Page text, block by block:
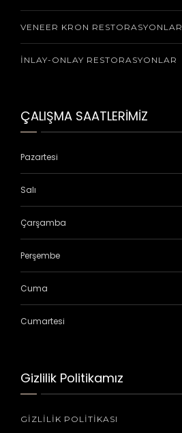
VENEER KRON RESTORASYONLAR
İNLAY-ONLAY RESTORASYONLAR
ÇALIŞMA SAATLERİMİZ
Pazartesi
Salı
Çarşamba
Perşembe
Cuma
Cumartesi
Gizlilik Politikamız
GIZLILIK POLITIKASI